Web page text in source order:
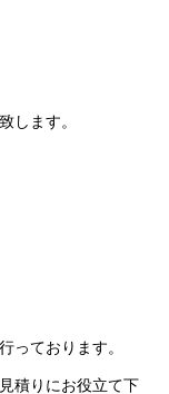
します。
っております。
積りにお役立て下